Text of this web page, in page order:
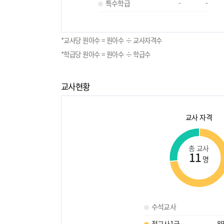
특수학급
- -
*교사당 원아수 = 원아수 ÷ 교사자격수
*학급당 원아수 = 원아수 ÷ 학급수
교사현황
교사 자격
총 교사
11 명
수석교사